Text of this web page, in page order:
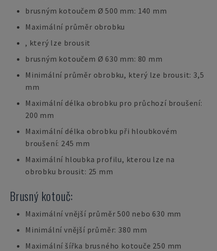
brusným kotoučem Ø 500 mm: 140 mm
Maximální průměr obrobku
, který lze brousit
brusným kotoučem Ø 630 mm: 80 mm
Minimální průměr obrobku, který lze brousit: 3,5
mm
Maximální délka obrobku pro průchozí broušení:
200 mm
Maximální délka obrobku při hloubkovém
broušení: 245 mm
Maximální hloubka profilu, kterou lze na
obrobku brousit: 25 mm
Brusný kotouč:
Maximální vnější průměr 500 nebo 630 mm
Minimální vnější průměr: 380 mm
Maximální šířka brusného kotouče 250 mm